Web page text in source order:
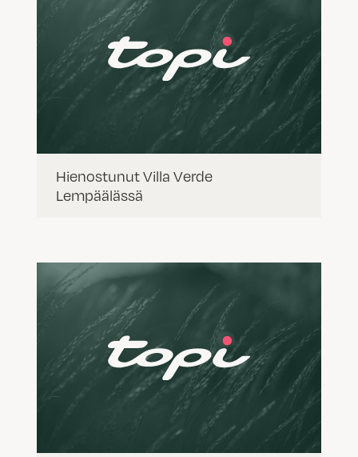
Hienostunut Villa Verde
Lempäälässä